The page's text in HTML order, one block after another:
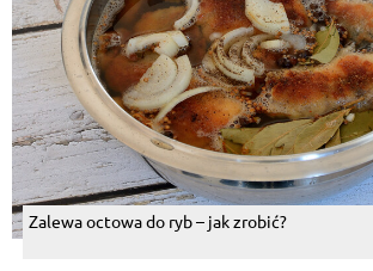
Zalewa octowa do ryb – jak zrobić?